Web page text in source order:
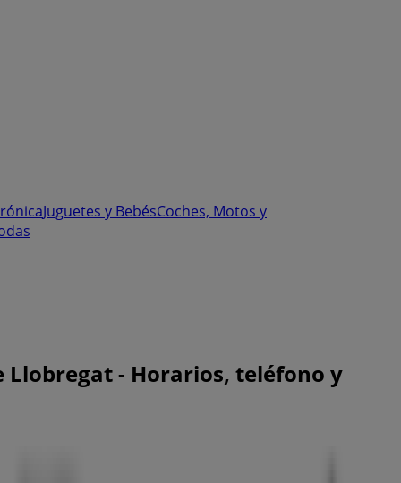
Juguetes y BebésCoches, Motos y
Llobregat - Horarios, teléfono y